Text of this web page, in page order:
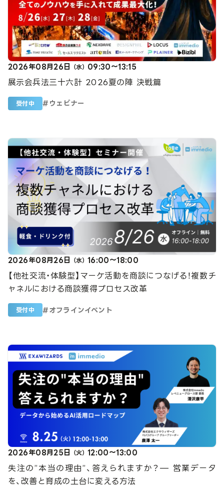
2026年08月26日 （水） 09:30～13:15
展示会兵法三十六計 2026夏の陣 決戦篇
受付中 # ウェビナー
2026年08月26日 （水） 16:00～18:00
【他社交流・体験型】マーケ活動を商談につなげる！複数チ
ャネルにおける商談獲得プロセス改革
受付中 # オフラインイベント
2026年08月25日 （火） 12:00～13:00
失注の”本当の理由”、答えられますか？— 営業データ
を、改善と育成の土台に変える方法